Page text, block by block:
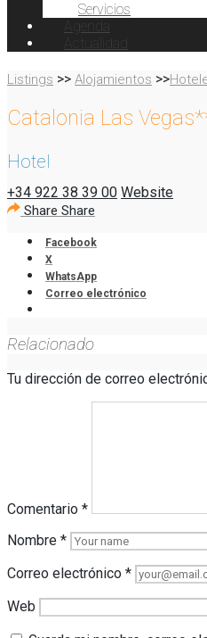
Servicios
Agenda
Actualidad
Listings >> Alojamientos >>
Catalonia Las
Hotel
+34 922 38 39 00 Website
Share Share
Facebook
X
WhatsApp
Correo electrónico
Relacionado
Tu dirección de correo
Comentario *
Nombre *
Correo electrónico *
Web